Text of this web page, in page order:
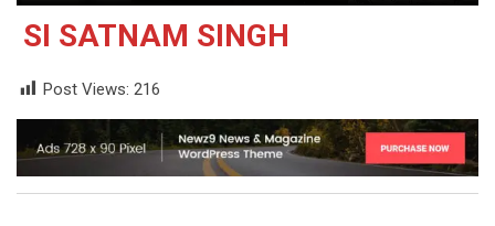
SI SATNAM SINGH
Post Views: 216